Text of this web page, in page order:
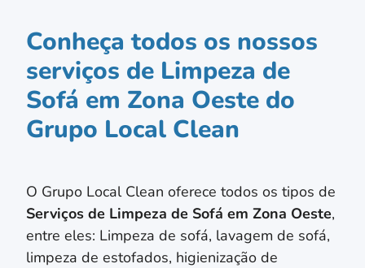
Conheça todos os nossos
serviços de Limpeza de
Sofá em Zona Oeste do
Grupo Local Clean
O Grupo Local Clean oferece todos os tipos de
Serviços de Limpeza de Sofá em Zona Oeste,
entre eles: Limpeza de sofá, lavagem de sofá,
limpeza de estofados, higienização de